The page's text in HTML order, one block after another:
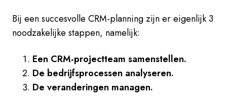
Bij een succesvolle CRM-planning zijn er eigenlijk 3
noodzakelijke stappen, namelijk:
Een CRM-projectteam samenstellen.
De bedrijfsprocessen analyseren.
De veranderingen managen.